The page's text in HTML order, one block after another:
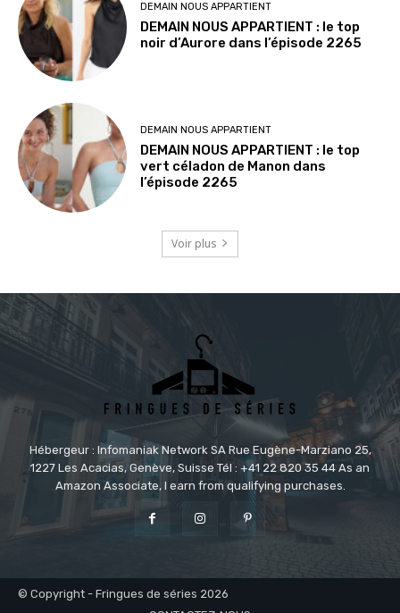
DEMAIN NOUS APPARTIENT
DEMAIN NOUS APPARTIENT : le top
noir d’Aurore dans l’épisode 2265
DEMAIN NOUS APPARTIENT
DEMAIN NOUS APPARTIENT : le top
vert céladon de Manon dans
l’épisode 2265
Voir plus
Hébergeur : Infomaniak Network SA Rue Eugène-Marziano 25,
1227 Les Acacias, Genève, Suisse Tél : +41 22 820 35 44 As an
Amazon Associate, I earn from qualifying purchases.
© Copyright - Fringues de séries 2026